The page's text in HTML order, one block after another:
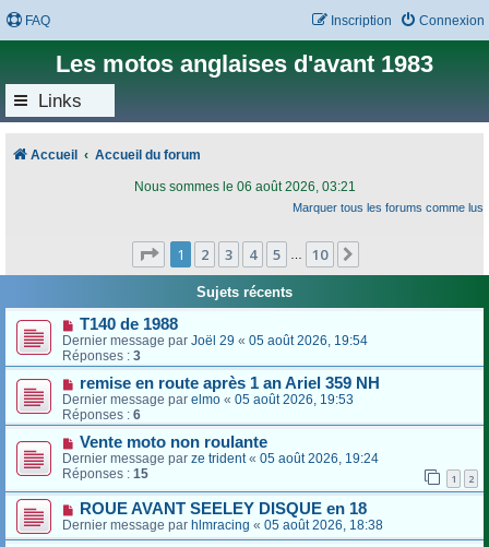
FAQ Connexion
Inscription
Les motos anglaises d'avant 1983
Links
Accueil Accueil du forum
Nous sommes le 06 août 2026, 03:21
Marquer tous les forums comme lus
Page 1sur
1 2 3 4 5 10
Sujets récents
T140 de 1988
Dernier message par Joël 29 « 05 août 2026, 19:54
Réponses : 3
remise en route après 1 an Ariel 359 NH
Dernier message par elmo « 05 août 2026, 19:53
Réponses : 6
Vente moto non roulante
Dernier message par ze trident« 05 août 2026, 19:24
Réponses : 15 1 2
ROUE AVANT SEELEY DISQUE en 18
Dernier message par hlmracing « 05 août 2026, 18:38